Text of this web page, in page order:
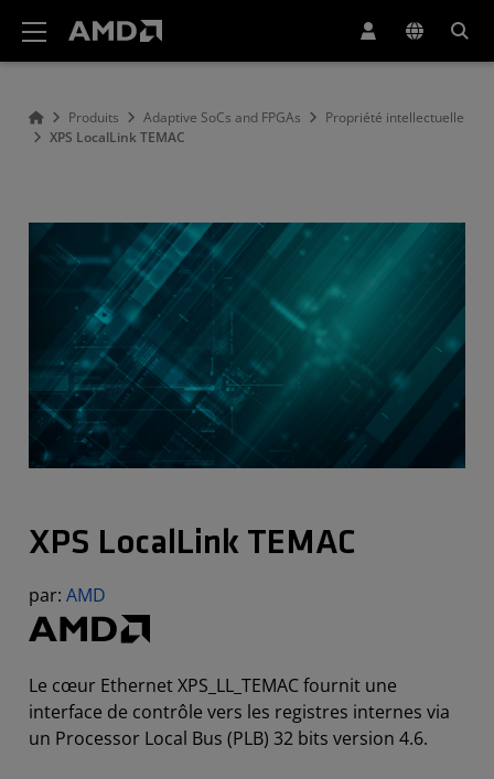
Produits Adaptive SoCs and FPGAs
Propriété intellectuelle
XPS LocalLink TEMAC
XPS LocalLink TEMAC
par: AMD
Le cœur Ethernet XPS_LL_TEMAC fournit une
interface de contrôle vers les registres internes via
un Processor Local Bus (PLB) 32 bits version 4.6.